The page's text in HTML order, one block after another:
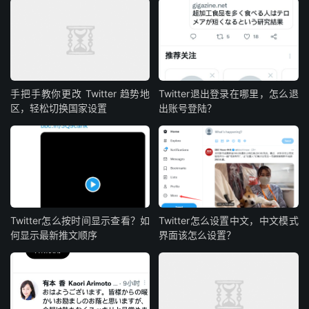
手把手教你更改 Twitter 趋势地
区，轻松切换国家设置
Twitter退出登录在哪里，怎么退
出账号登陆？
Twitter怎么按时间显示查看？如
何显示最新推文顺序
Twitter怎么设置中文，中文模式
界面该怎么设置？